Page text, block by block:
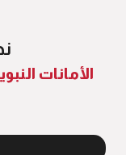
الأمانات